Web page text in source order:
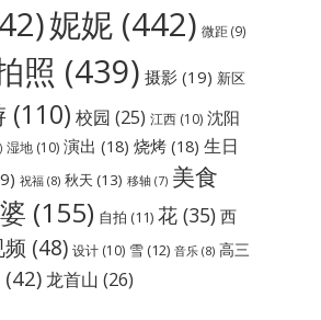
妮妮(442) 微距(9)
照 (439) 摄影(19) 新区
(110) 校园 (25) 江西(10) 沈阳
湿地(10) 演出 (18) 烧烤(18) 生日
祝福(8) 秋天 (13) 移轴(7) 美食
(155) 自拍 (11) 花(35) 西
(48) 设计(10) 雪(12) 音乐(8) 高三
(42)龙首山 (26)